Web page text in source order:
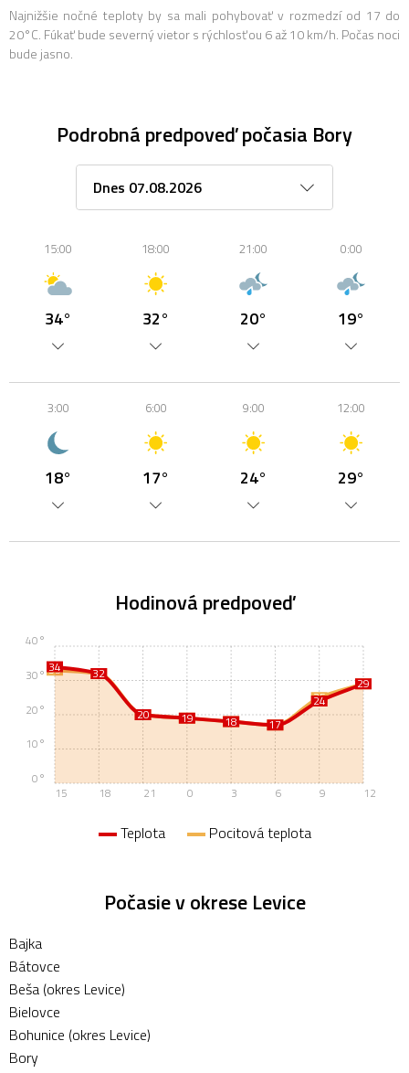
Najnižšie nočné teploty by sa mali pohybovať v rozmedzí od 17 do
20°C. Fúkať bude severný vietor s rýchlosťou 6 až 10 km/h. Počas noci
bude jasno.
Podrobná predpoveď počasia Bory
15:00
34°
18:00
32°
21:00
20°
0:00
19°
3:00
18°
6:00
17°
9:00
24°
12:00
29°
Hodinová predpoveď
33 32
20 19 18 17
25
29
34 32
20 19 18 17
24
29
15 18 21 0 3 6 9 12
0°
10°
20°
30°
40°
Teplota Pocitová teplota
Počasie v okrese Levice
Bajka
Bátovce
Beša (okres Levice)
Bielovce
Bohunice (okres Levice)
Bory